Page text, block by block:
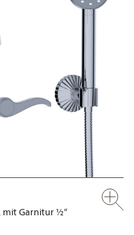
mit Garnitur ½“